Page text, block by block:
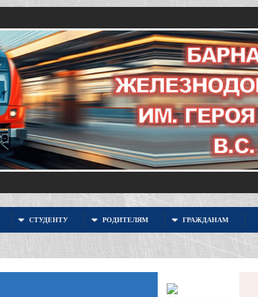
СТУДЕНТУ РОДИТЕЛЯМ ГРАЖДАНАМ